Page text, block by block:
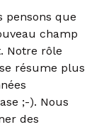
pensons que
champ
Notre rôle
résume plus
;-). Nous
des